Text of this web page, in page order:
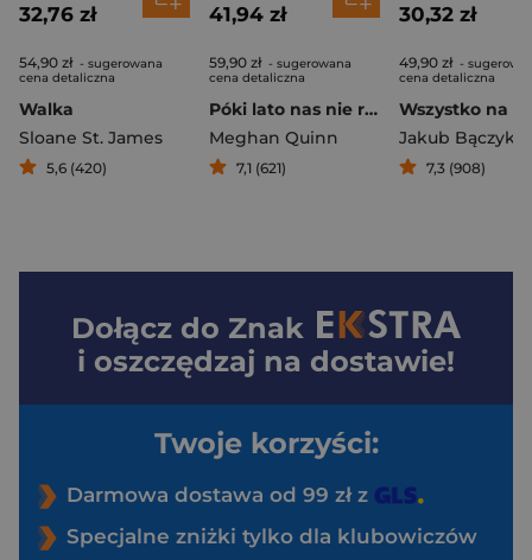
32,76 zł
54,90 zł - sugerowana
cena detaliczna
Walka
Sloane St. James
5,6 (420)
41,94 zł
59,90 zł - sugerowana
cena detaliczna
Póki lato nas nie rozłączy
Meghan Quinn
7,1 (621)
30,32 zł
49,90 zł -
cena detaliczna
Jakub
7,3 (908)
Dołącz do Znak
i oszczędzaj na dostawie!
Twoje korzyści:
Darmowa dostawa od 99 zł z
Specjalne zniżki tylko dla klubowiczów